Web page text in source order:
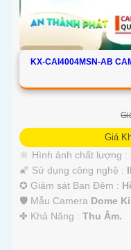
KX-CAI4004MSN-AB
Giá
🔆 Hình ảnh chất lượng :
🌠 Sử dụng công nghệ :
✪ Giám sát Ban Đêm :
🛡 Mẫu Camera Dome
️✤ Khả Năng : Thu Âm.